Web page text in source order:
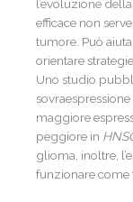
l’evoluzione
efficace non
tumore. Può
orientare
Uno studio
maggiore
peggiore in
glioma, inoltre,
funzionare come